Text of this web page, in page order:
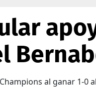
al ganar 1-0